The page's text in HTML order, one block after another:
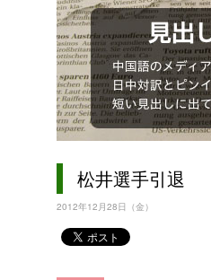
松井選手引退
2012年12月28日（金）